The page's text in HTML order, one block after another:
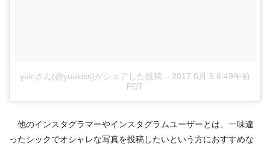
yukiさん(@yuukiss)がシェアした投稿 – 2017 6月 5 6:49午前
PDT
他のインスタグラマーやインスタグラムユーザーとは、一味違
ったシックでオシャレな写真を投稿したいという方におすすめな